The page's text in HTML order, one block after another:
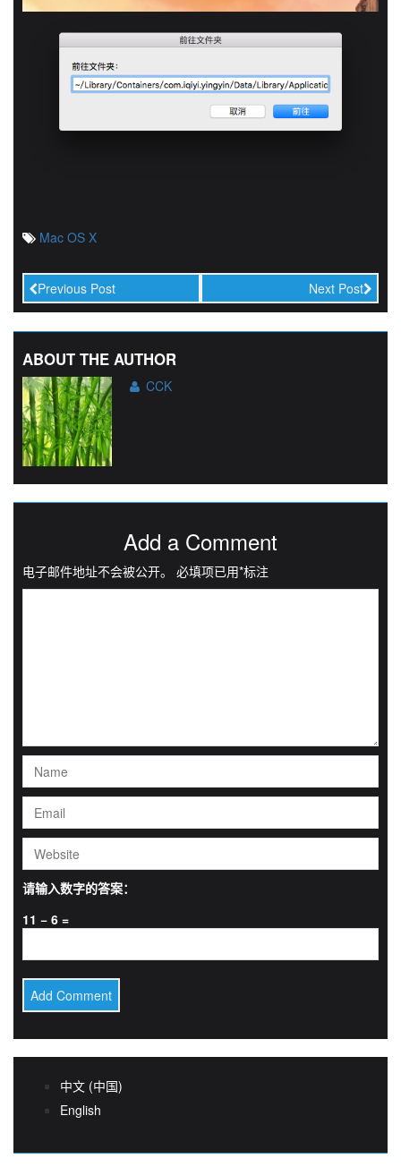
Mac OS X
Previous Post Next Post
ABOUT THE AUTHOR
CCK
Add a Comment
电子邮件地址不会被公开。 必填项已用*标注
请输入数字的答案：
11 − 6 =
中文 (中国)
English